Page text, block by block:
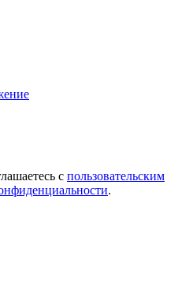
с пользовательским
.